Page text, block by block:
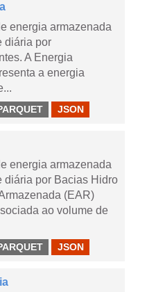
energia armazenada
diária por
A Energia
a energia
JSON
energia armazenada
diária por Bacias Hidro
(EAR)
ao volume de
JSON